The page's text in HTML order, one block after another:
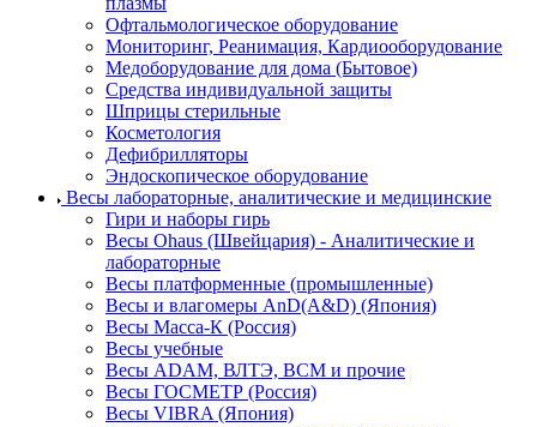
Офтальмологическое оборудование
Мониторинг, Реанимация, Кардиооборудование
Медоборудование для дома (Бытовое)
Средства индивидуальной защиты
Шприцы стерильные
Косметология
Дефибрилляторы
Эндоскопическое оборудование
Весы лабораторные, аналитические и медицинские
Гири и наборы гирь
Весы Ohaus (Швейцария) - Аналитические и
лабораторные
Весы платформенные (промышленные)
Весы и влагомеры AnD(A&D) (Япония)
Весы Масса-К (Россия)
Весы учебные
Весы ADAM, ВЛТЭ, BCM и прочие
Весы ГОСМЕТР (Россия)
Весы VIBRA (Япония)